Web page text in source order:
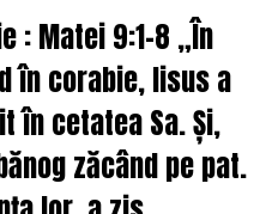
: Matei 9:1-8 „În
în corabie, Iisus a
în cetatea Sa. Și,
zăcând pe pat.